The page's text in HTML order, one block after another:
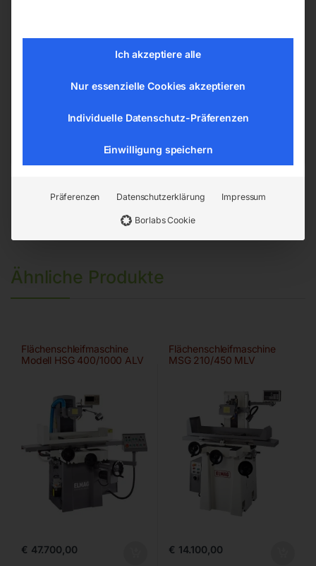
ELMAG Entwicklungs und Handels GmbH
4911 Ried/Tumeltsham
office@elmag.at
Ähnliche Produkte
Flächenschleifmaschine
Modell HSG 400/1000 ALV
€ 47.700,00
Flächenschleifmaschine
MSG 210/450 MLV
€ 14.100,00
Ich akzeptiere alle
Nur essenzielle Cookies akzeptieren
Individuelle Datenschutz-Präferenzen
Einwilligung speichern
Präferenzen Datenschutzerklärung Impressum
Borlabs Cookie